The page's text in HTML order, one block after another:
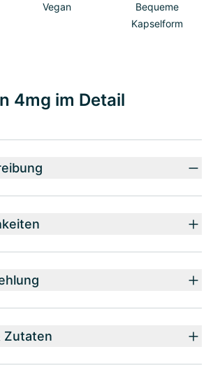
Vegan
Bequeme
Kapselform
4mg im Detail
Zutaten